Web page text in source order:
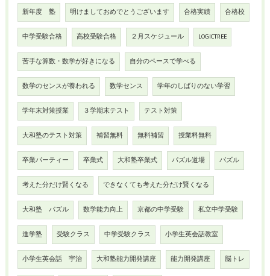
新年度 塾 明けましておめでとうございます 合格実績 合格校
中学受験合格 高校受験合格 ２月スケジュール LOGICTREE
苦手な算数・数学が好きになる 自分のペースで学べる
数学のセンスが養われる 数学センス 学年のしばりのない学習
学年末対策授業 ３学期末テスト テスト対策
大和塾のテスト対策 補習無料 無料補習 授業料無料
卒業パーティー 卒業式 大和塾卒業式 パズル道場 パズル
考えた分だけ賢くなる できなくても考えた分だけ賢くなる
大和塾 パズル 数学能力向上 京都の中学受験 私立中学受験
進学塾 受験クラス 中学受験クラス 小学生英会話教室
小学生英会話 宇治 大和塾能力開発講座 能力開発講座 脳トレ